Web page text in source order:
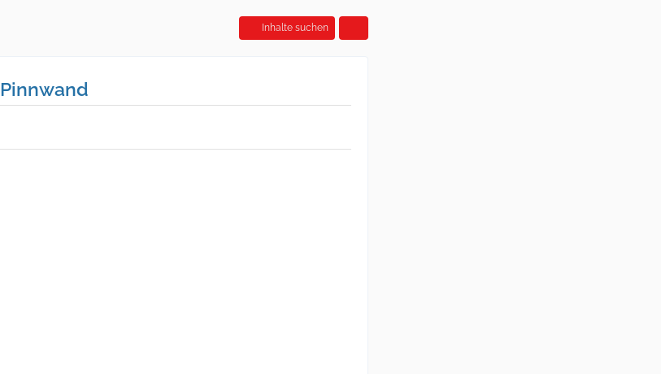
Inhalte suchen
Pinnwand